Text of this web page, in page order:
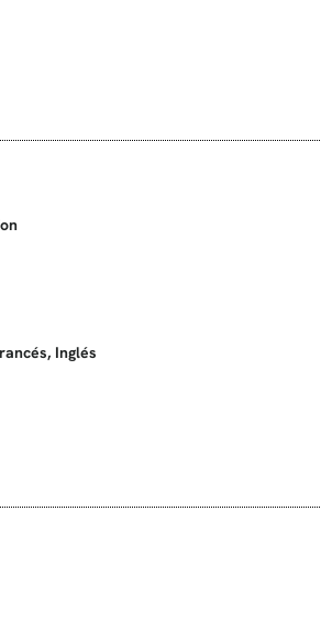
, Inglés